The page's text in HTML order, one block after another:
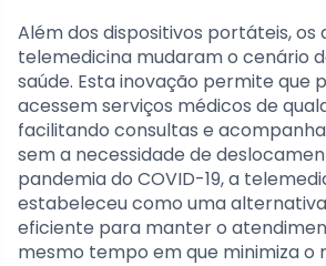
Além dos dispositivos portáteis, os
telemedicina mudaram o cenário
saúde. Esta inovação permite que
acessem serviços médicos de
facilitando consultas e
sem a necessidade de
pandemia do COVID-19, a
estabeleceu como uma
eficiente para manter o
mesmo tempo em que minimiza o